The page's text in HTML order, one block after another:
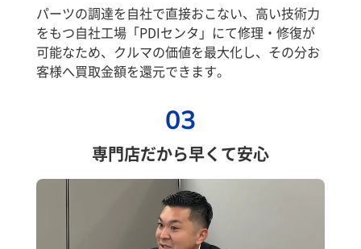
パーツの調達を自社で直接おこない、高い技術力
をもつ自社工場「PDIセンタ」にて修理・修復が
可能なため、クルマの価値を最大化し、その分お
客様へ買取金額を還元できます。
03
専門店だから早くて安心